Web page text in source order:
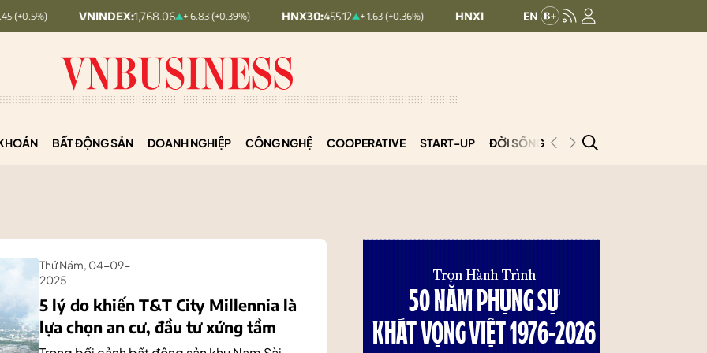
VNINDEX: 1,768.06 + 6.83 (+0.39%) HNX30: 455.12 + 1.63 (+0.36%) HNXINDEX: 293.44 + 0.25 (+0.09%) UPCOMINDEX:
BẤT ĐỘNG SẢN DOANH NGHIỆP CÔNG NGHỆ COOPERATIVE START-UP ĐỜI SỐNG PODCAST
Thứ Năm, 04-09-
2025
5 lý do khiến T&T City Millennia là
lựa chọn an cư, đầu tư xứng tầm